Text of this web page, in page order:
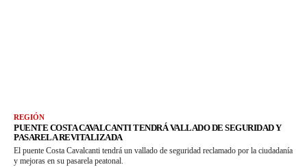
REGIÓN
PUENTE COSTA CAVALCANTI TENDRÁ VALLADO DE SEGURIDAD Y
PASARELA REVITALIZADA
El puente Costa Cavalcanti tendrá un vallado de seguridad reclamado por la ciudadanía
y mejoras en su pasarela peatonal.